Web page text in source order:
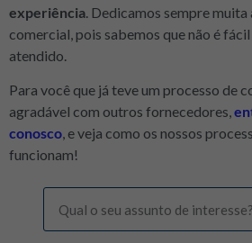
experiência . Dedicamos sempre
comercial, pois sabemos que não é
atendido.
Para você que já teve um processo de
agradável com outros fornecedores,
conosco, e veja como os nossos
funcionam!